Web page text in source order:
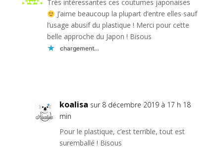
Très intéressantes ces coutumes japonaises
J’aime beaucoup la plupart d’entre elles sauf
l’usage abusif du plastique ! Merci pour cette
belle approche du Japon ! Bisous
chargement…
koalisa sur 8 décembre 2019 à 17 h 18
min
Pour le plastique, c’est terrible, tout est
suremballé ! Bisous